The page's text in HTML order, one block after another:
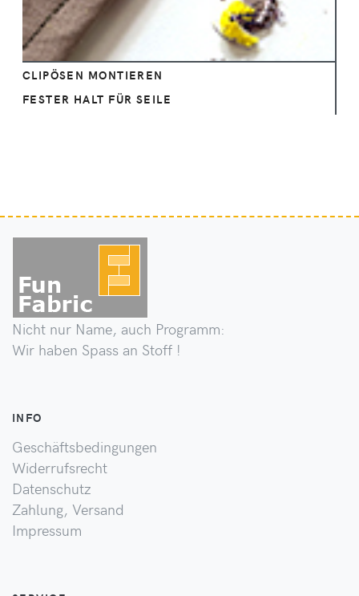
CLIPÖSEN MONTIEREN
FESTER HALT FÜR SEILE
Nicht nur Name, auch Programm:
Wir haben Spass an Stoff !
INFO
Geschäftsbedingungen
Widerrufsrecht
Datenschutz
Zahlung, Versand
Impressum